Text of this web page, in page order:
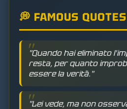
💭 FAMOUS QUOTES
"Quando hai eliminato
resta, per quanto
essere la verità."
"Lei vede, ma non